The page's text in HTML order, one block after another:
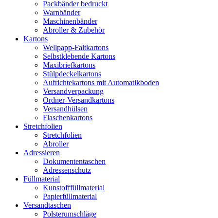
Packbänder bedruckt
Warnbänder
Maschinenbänder
Abroller & Zubehör
Kartons
Wellpapp-Faltkartons
Selbstklebende Kartons
Maxibriefkartons
Stülpdeckelkartons
Aufrichtekartons mit Automatikboden
Versandverpackung
Ordner-Versandkartons
Versandhülsen
Flaschenkartons
Stretchfolien
Stretchfolien
Abroller
Adressieren
Dokumententaschen
Adressenschutz
Füllmaterial
Kunstofffüllmaterial
Papierfüllmaterial
Versandtaschen
Polsterumschläge